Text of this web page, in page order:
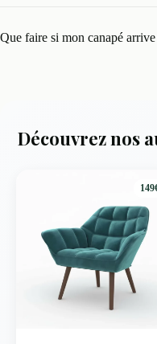
Que faire si mon canapé
Découvrez nos